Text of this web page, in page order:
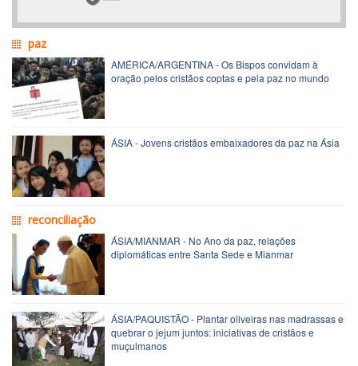
paz
AMÉRICA/ARGENTINA - Os Bispos convidam à
oração pelos cristãos coptas e pela paz no mundo
ÁSIA - Jovens cristãos embaixadores da paz na Ásia
reconciliação
ÁSIA/MIANMAR - No Ano da paz, relações
diplomáticas entre Santa Sede e Mianmar
ÁSIA/PAQUISTÃO - Plantar oliveiras nas madrassas e
quebrar o jejum juntos: iniciativas de cristãos e
muçulmanos